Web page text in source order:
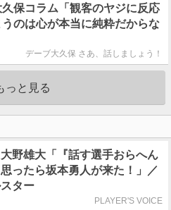
保コラム「観客のヤジに反応
うのは心が本当に純粋だからな
デーブ大久保 さあ、話しましょう！
っと見る
野雄大「『話す選手おらへん
ったら坂本勇人が来た！」／
ター
PLAYER'S VOICE